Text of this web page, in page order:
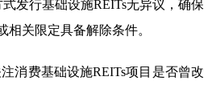
发行基础设施REITs无异议，确保
相关限定具备解除条件。
注消费基础设施REITs项目是否曾改